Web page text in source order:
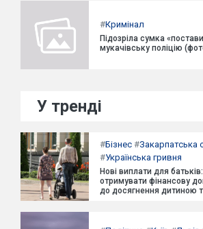
#Кримінал
Підозріла сумка
мукачівську поліцію
У тренді
#Бізнес #Закарпатська
#Українська гривня
Нові виплати для
отримувати фінансову
до досягнення дитиною